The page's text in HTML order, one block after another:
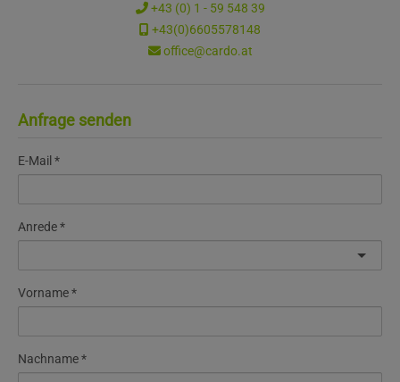
+43 (0) 1 - 59 548 39
+43(0)6605578148
office@cardo.at
Anfrage senden
E-Mail
Anrede
Vorname
Nachname